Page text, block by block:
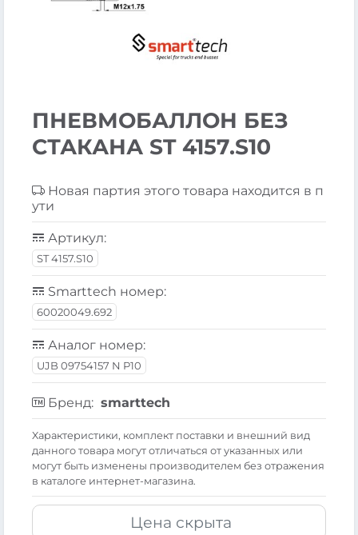
ПНЕВМОБАЛЛОН БЕЗ
СТАКАНА ST 4157.S10
Новая партия этого товара находится в п
ути
Артикул:
ST 4157.S10
Smarttech номер:
60020049.692
Аналог номер:
UJB 09754157 N P10
Бренд: smarttech
Xарактеристики, комплект поставки и внешний вид
данного товара могут отличаться от указанных или
могут быть изменены производителем без отражения
в каталоге интернет-магазина.
Цена скрыта